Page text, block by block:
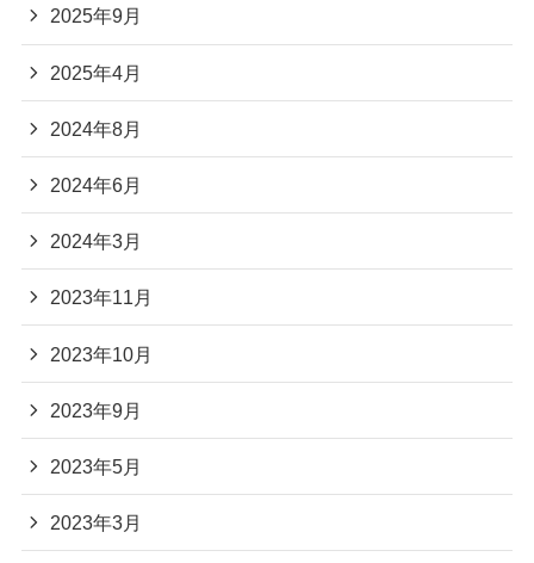
2025年9月
2025年4月
2024年8月
2024年6月
2024年3月
2023年11月
2023年10月
2023年9月
2023年5月
2023年3月